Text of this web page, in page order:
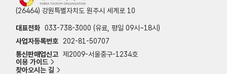
(26464) 강원특별자치도 원주시 세계로 10
대표전화 033-738-3000 (유료, 평일 09시~18시)
사업자등록번호
202-81-50707
통신판매업신고 제2009-서울중구-1234호
이용 가이드
찾아오시는 길